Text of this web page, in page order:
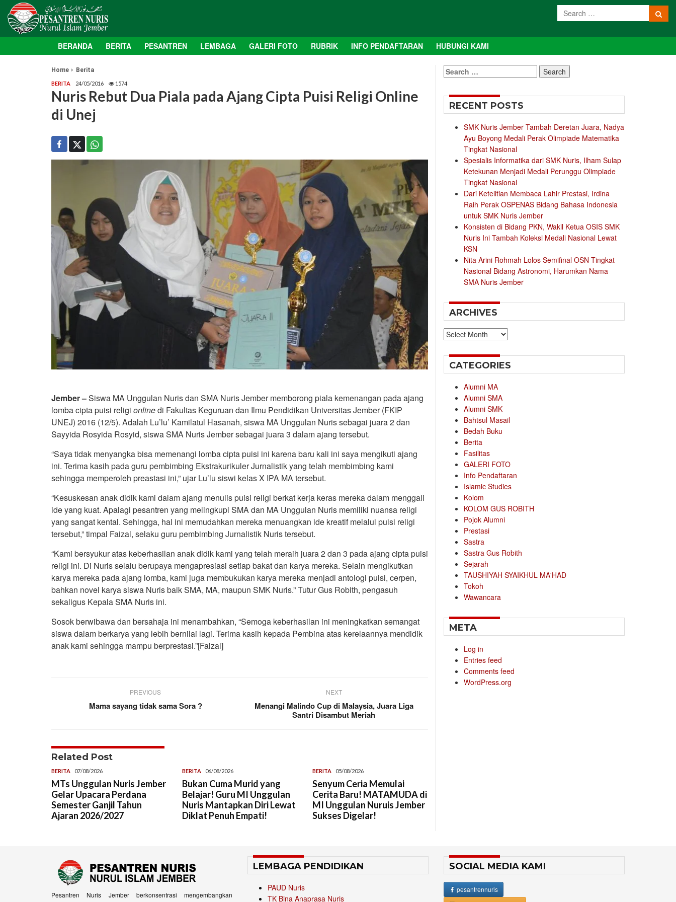
BERANDA BERITA PESANTREN LEMBAGA GALERI FOTO RUBRIK INFO PENDAFTARAN HUBUNGI KAMI
Home Berita
BERITA 24/05/2016 1574
Nuris Rebut Dua Piala pada Ajang Cipta Puisi Religi Online
di Unej
Jember –Siswa MA Unggulan Nuris dan SMA Nuris Jember memborong piala kemenangan pada ajang
lomba cipta puisi religi onlinedi Fakultas Keguruan dan Ilmu Pendidikan Universitas Jember (FKIP
UNEJ) 2016 (12/5). Adalah Lu’lu’ Kamilatul Hasanah, siswa MA Unggulan Nuris sebagai juara 2 dan
Sayyida Rosyida Rosyid, siswa SMA Nuris Jember sebagai juara 3 dalam ajang tersebut.
“Saya tidak menyangka bisa memenangi lomba cipta puisi ini karena baru kali ini saya mengikuti ajang
ini. Terima kasih pada guru pembimbing Ekstrakurikuler Jurnalistik yang telah membimbing kami
sehingga memperoleh preastasi ini,” ujar Lu’lu siswi kelas X IPA MA tersebut.
“Kesuskesan anak didik kami dalam ajang menulis puisi religi berkat kerja keras mereka dalam menggali
ide yang kuat. Apalagi pesantren yang melingkupi SMA dan MA Unggulan Nuris memiliki nuansa religi
yang sangat kental. Sehingga, hal ini memudahkan mereka menuangkan ide kreatif melalui puisi religi
tersebut,” timpal Faizal, selaku guru pembimbing Jurnalistik Nuris tersebut.
“Kami bersyukur atas keberhasilan anak didik kami yang telah meraih juara 2 dan 3 pada ajang cipta puisi
religi ini. Di Nuris selalu berupaya mengapresiasi setiap bakat dan karya mereka. Selain mengikutkan
karya mereka pada ajang lomba, kami juga membukukan karya mereka menjadi antologi puisi, cerpen,
bahkan novel karya siswa Nuris baik SMA, MA, maupun SMK Nuris.” Tutur Gus Robith, pengasuh
sekaligus Kepala SMA Nuris ini.
Sosok berwibawa dan bersahaja ini menambahkan, “Semoga keberhasilan ini meningkatkan semangat
siswa dalam berkarya yang lebih bernilai lagi. Terima kasih kepada Pembina atas kerelaannya mendidik
anak kami sehingga mampu berprestasi.”[Faizal]
PREVIOUS
Mama sayang tidak sama Sora ?
NEXT
Menangi Malindo Cup di Malaysia, Juara Liga
Santri Disambut Meriah
Related Post
BERITA 07/08/2026
MTs Unggulan Nuris Jember
Gelar Upacara Perdana
Semester Ganjil Tahun
Ajaran 2026/2027
BERITA 06/08/2026
Bukan Cuma Murid yang
Belajar! Guru MI Unggulan
Nuris Mantapkan Diri Lewat
Diklat Penuh Empati!
BERITA 05/08/2026
Senyum Ceria Memulai
Cerita Baru! MATAMUDA di
MI Unggulan Nuruis Jember
Sukses Digelar!
Search
for:
RECENT POSTS
SMK Nuris Jember Tambah Deretan Juara, Nadya
Ayu Boyong Medali Perak Olimpiade Matematika
Tingkat Nasional
Spesialis Informatika dari SMK Nuris, Ilham Sulap
Ketekunan Menjadi Medali Perunggu Olimpiade
Tingkat Nasional
Dari Ketelitian Membaca Lahir Prestasi, Irdina
Raih Perak OSPENAS Bidang Bahasa Indonesia
untuk SMK Nuris Jember
Konsisten di Bidang PKN, Wakil Ketua OSIS SMK
Nuris Ini Tambah Koleksi Medali Nasional Lewat
KSN
Nita Arini Rohmah Lolos Semifinal OSN Tingkat
Nasional Bidang Astronomi, Harumkan Nama
SMA Nuris Jember
ARCHIVES
Archives
CATEGORIES
Alumni MA
Alumni SMA
Alumni SMK
Bahtsul Masail
Bedah Buku
Berita
Fasilitas
GALERI FOTO
Info Pendaftaran
Islamic Studies
Kolom
KOLOM GUS ROBITH
Pojok Alumni
Prestasi
Sastra
Sastra Gus Robith
Sejarah
TAUSHIYAH SYAIKHUL MA'HAD
Tokoh
Wawancara
META
Log in
Entries feed
Comments feed
WordPress.org
Pesantren Nuris Jember berkonsentrasi mengembangkan
LEMBAGA PENDIDIKAN
PAUD Nuris
TK Bina Anaprasa Nuris
SOCIAL MEDIA KAMI
pesantrennuris